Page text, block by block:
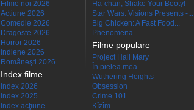
Filme noi 2026
Actiune 2026
Comedie 2026
Dragoste 2026
Horror 2026
Indiene 2026
Româneşti 2026
Index filme
Index 2026
Index 2025
Index acţiune
Ha-chan, Shake Your Booty!
Star Wars: Visions Presents -...
Big Chicken: A Fast Food...
Phenomena
Filme populare
Project Hail Mary
În pielea mea
Wuthering Heights
Obsession
Crime 101
Kîzîm